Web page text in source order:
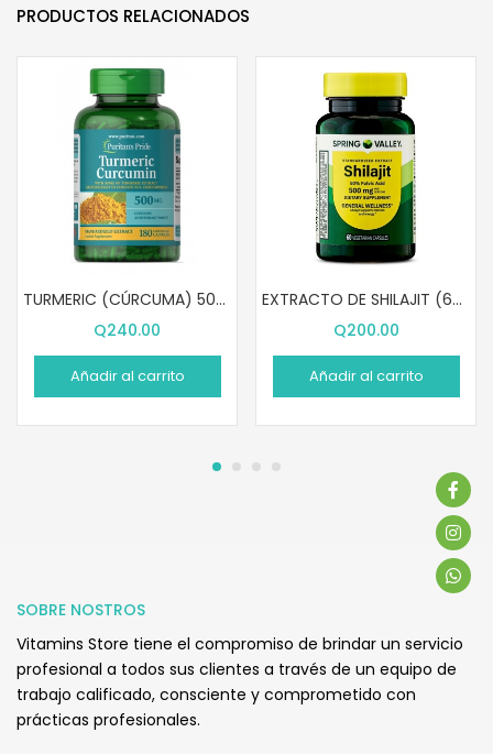
PRODUCTOS RELACIONADOS
TURMERIC (CÚRCUMA) 500 MG (180 CÁPSULAS)
Q240.00
Añadir al carrito
EXTRACTO DE SHILAJIT (60 CÁPSULAS)
Q200.00
Añadir al carrito
SOBRE NOSTROS
Vitamins Store tiene el compromiso de brindar un servicio
profesional a todos sus clientes a través de un equipo de
trabajo calificado, consciente y comprometido con
prácticas profesionales.